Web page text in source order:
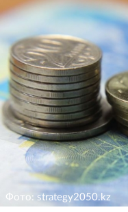
Фото: strategy2050.kz